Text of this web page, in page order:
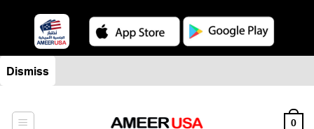
Dismiss
to
0